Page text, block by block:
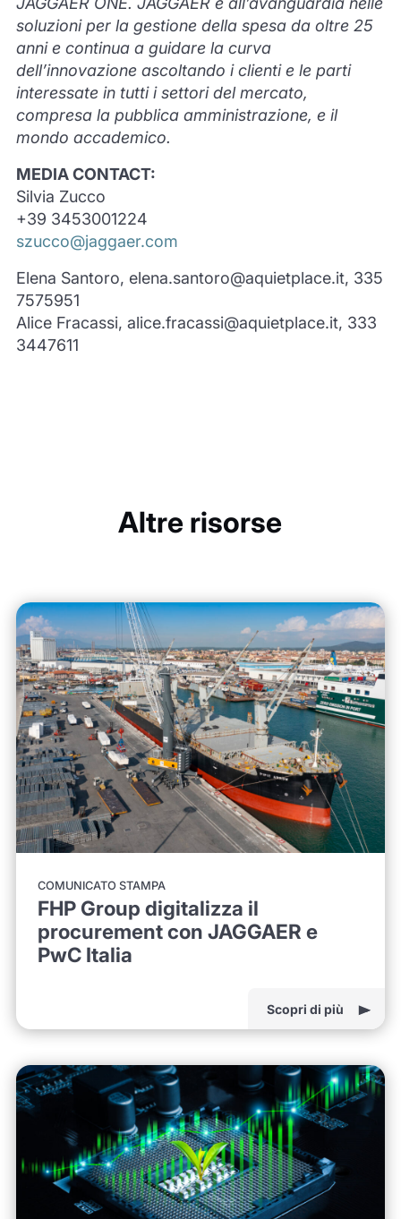
soluzioni per la gestione della spesa da oltre 25
anni e continua a guidare la curva
dell’innovazione ascoltando i clienti e le parti
interessate in tutti i settori del mercato,
compresa la pubblica amministrazione, e il
mondo accademico.
MEDIA CONTACT:
Silvia Zucco
+39 3453001224
szucco@jaggaer.com
Elena Santoro, elena.santoro@aquietplace.it, 335
7575951
Alice Fracassi, alice.fracassi@aquietplace.it, 333
3447611
Altre risorse
COMUNICATO STAMPA
FHP Group digitalizza il
procurement con JAGGAER e
PwC Italia
Scopri di più